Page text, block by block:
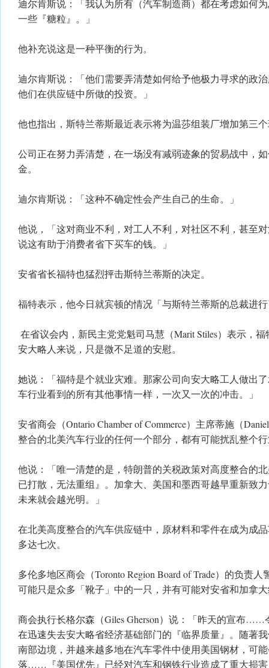
迪尔肯斯说：「我认为所有（汽车制造商）都在考虑如何
一些『糖粒』。」
他补充说这是一种平衡的行为。
迪尔肯斯说：「他们需要弄清楚如何给予他极力寻求的政
他们在供应链中所做的投资。」
他也指出，斯特兰蒂斯最近表示将为温莎组装厂增加第三
公司正在努力弄清楚，在一场没有减弱迹象的贸易战中，
金。
​迪尔肯斯说：「这种不确定性会产生自己的生命。」
他说，「这对商业不利，对工人不利，对社区不利，甚至
说这有助于消费者省下买车的钱。」
​安省省长福特也猛烈抨击斯特兰蒂斯的决定。
福特表示，他今日就宾顿的情况「与斯特兰蒂斯的总裁进
在省议会内，新民主党党魁司马慧（Marit Stiles）表示，
安大略人来说，只是微不足道的安慰。
她说：「福特是个就业灾难。那家公司向安大略工人做出
车行业看到的所有其他事情一样，一次又一次的冲击。」
安省商会（Ontario Chamber of Commerce）主席蒂施（
整合的北美汽车行业的任何一个部分，都有可能扰乱整个
他说：「唯一清楚的是，特朗普的关税政策对高度整合的
已打散，无法重组』。加拿大、美国和墨西哥越早重新致
未来就会越光明。」
在北美高度整合的汽车供应链中，原材料和零件在成为成
多达七次。
多伦多地区商会（Toronto Region Board of Trade）的负责
可能只是众多「靴子」中的一只，并有可能对安省和加拿
商会执行长格尔森（Giles Gherson）说：「昨天的宣布……
在迅速失去安大略省经济基础部门的『临界质量』。随著
南部边境，并越来越多地在汽车零件中使用美国钢材，可
落……『美国优先』已经对汽车和钢铁行业造成了重大损害